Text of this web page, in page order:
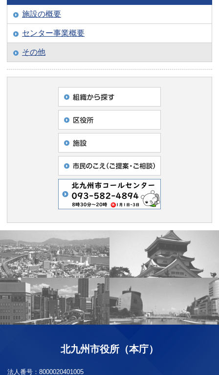
施設の概要
センター事業概要
その他
北九州市役所（本庁）
法人番号： 8000020401005